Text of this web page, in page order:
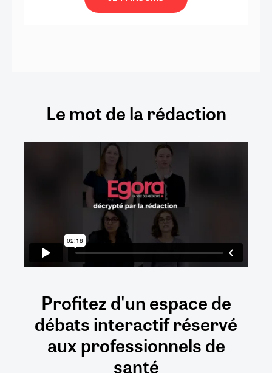
Le mot de la rédaction
Profitez d'un espace de
débatsinteractifréservé
auxprofessionnels de
santé